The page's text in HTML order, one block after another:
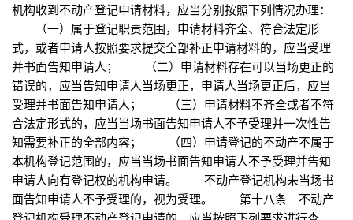
机构收到不动产登记申请材料，应当分别按照下列情况办理：
（一）属于登记职责范围，申请材料齐全、符合法定形
式，或者申请人按照要求提交全部补正申请材料的，应当受理
并书面告知申请人； （二）申请材料存在可以当场更正的
错误的，应当告知申请人当场更正，申请人当场更正后，应当
受理并书面告知申请人； （三）申请材料不齐全或者不符
合法定形式的，应当当场书面告知申请人不予受理并一次性告
知需要补正的全部内容； （四）申请登记的不动产不属于
本机构登记范围的，应当当场书面告知申请人不予受理并告知
申请人向有登记权的机构申请。 不动产登记机构未当场书
面告知申请人不予受理的，视为受理。 第十八条 不动产